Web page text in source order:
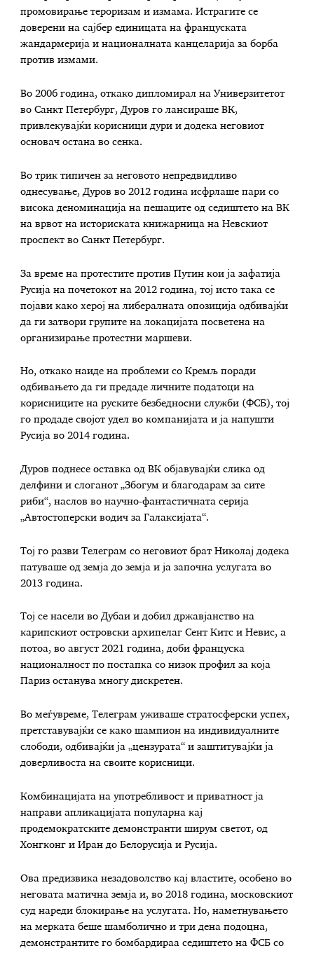
промовирање тероризам и измама. Истрагите се
доверени на сајбер единицата на француската
жандармерија и националната канцеларија за борба
против измами.
Во 2006 година, откако дипломирал на Универзитетот
во Санкт Петербург, Дуров го лансираше ВК,
привлекувајќи корисници дури и додека неговиот
основач остана во сенка.
Во трик типичен за неговото непредвидливо
однесување, Дуров во 2012 година исфрлаше пари со
висока деноминација на пешаците од седиштето на ВК
на врвот на историската книжарница на Невскиот
проспект во Санкт Петербург.
За време на протестите против Путин кои ја зафатија
Русија на почетокот на 2012 година, тој исто така се
појави како херој на либералната опозиција одбивајќи
да ги затвори групите на локацијата посветена на
организирање протестни маршеви.
Но, откако наиде на проблеми со Кремљ поради
одбивањето да ги предаде личните податоци на
корисниците на руските безбедносни служби (ФСБ), тој
го продаде својот удел во компанијата и ја напушти
Русија во 2014 година.
Дуров поднесе оставка од ВК објавувајќи слика од
делфини и слоганот „Збогум и благодарам за сите
риби“, наслов во научно-фантастичната серија
„Автостоперски водич за Галаксијата“.
Тој го разви Телеграм со неговиот брат Николај додека
патуваше од земја до земја и ја започна услугата во
2013 година.
Тој се насели во Дубаи и добил државјанство на
карипскиот островски архипелаг Сент Китс и Невис, а
потоа, во август 2021 година, доби француска
националност по постапка со низок профил за која
Париз останува многу дискретен.
Во меѓувреме, Телеграм уживаше стратосферски успех,
претставувајќи се како шампион на индивидуалните
слободи, одбивајќи ја „цензурата“ и заштитувајќи ја
доверливоста на своите корисници.
Комбинацијата на употребливост и приватност ја
направи апликацијата популарна кај
продемократските демонстранти ширум светот, од
Хонгконг и Иран до Белорусија и Русија.
Ова предизвика незадоволство кај властите, особено во
неговата матична земја и, во 2018 година, московскиот
суд нареди блокирање на услугата. Но, наметнувањето
на мерката беше шамболично и три дена подоцна,
демонстрантите го бомбардираа седиштето на ФСБ со